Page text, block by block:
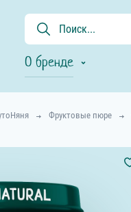
О бренде
Фруктовые пюре